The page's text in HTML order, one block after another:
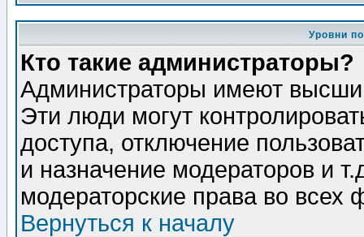
Уровни
Кто такие администраторы?
Администраторы имеют
Эти люди могут
доступа, отключение
и назначение модераторов и
модераторские права во всех
Вернуться к началу